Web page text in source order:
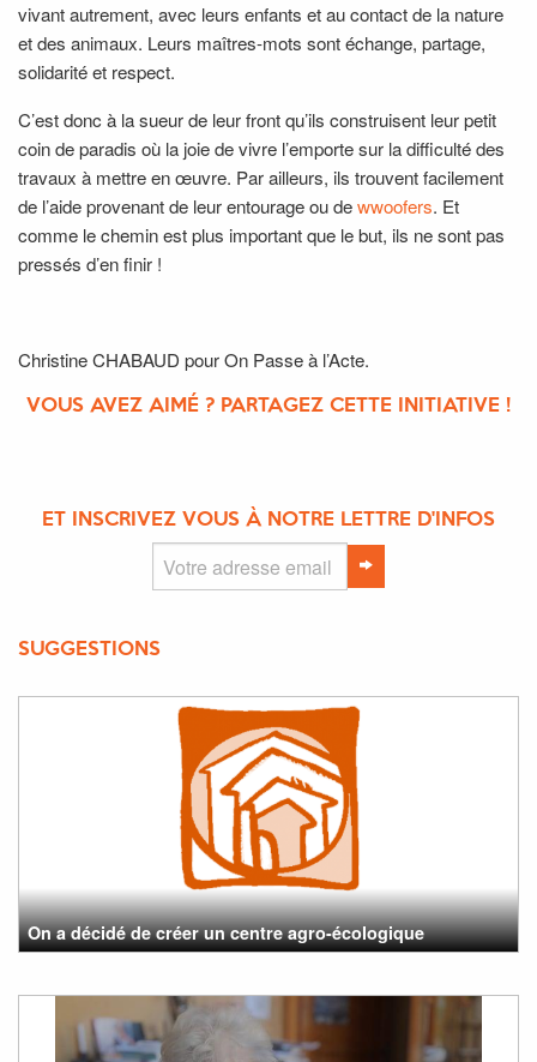
vivant autrement, avec leurs enfants et au contact de la nature
et des animaux. Leurs maîtres-mots sont échange, partage,
solidarité et respect.
C’est donc à la sueur de leur front qu’ils construisent leur petit
coin de paradis où la joie de vivre l’emporte sur la difficulté des
travaux à mettre en œuvre. Par ailleurs, ils trouvent facilement
de l’aide provenant de leur entourage ou dewwoofers. Et
comme le chemin est plus important que le but, ils ne sont pas
pressés d’en finir !
Christine CHABAUD pour On Passe à l’Acte.
VOUS AVEZ AIMÉ ? PARTAGEZ CETTE INITIATIVE !
ET INSCRIVEZ VOUS À NOTRE LETTRE D'INFOS
SUGGESTIONS
On a décidé de créer un centre agro-écologique